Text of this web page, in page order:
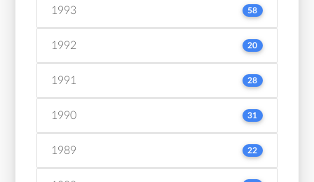
1993 58
1992 20
1991 28
1990 31
1989 22